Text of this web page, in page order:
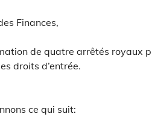
Finances,
de quatre arrêtés royaux
droits d’entrée.
ce qui suit: